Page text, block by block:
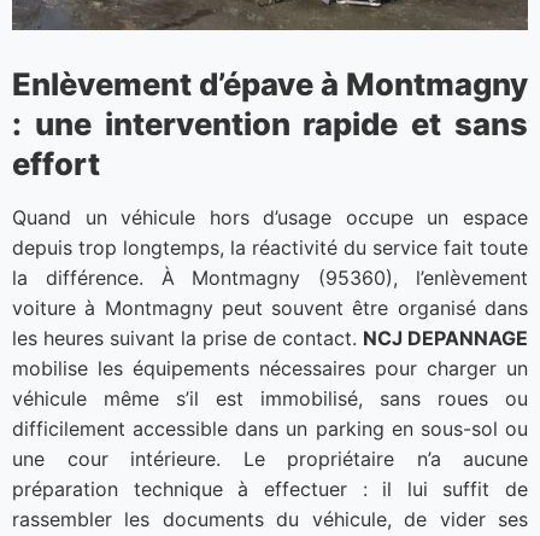
Enlèvement d’épave à Montmagny
: une intervention rapide et sans
effort
Quand un véhicule hors d’usage occupe un espace
depuis trop longtemps, la réactivité du service fait toute
la différence. À Montmagny (95360), l’enlèvement
voiture à Montmagny peut souvent être organisé dans
les heures suivant la prise de contact. NCJ DEPANNAGE
mobilise les équipements nécessaires pour charger un
véhicule même s’il est immobilisé, sans roues ou
difficilement accessible dans un parking en sous-sol ou
une cour intérieure. Le propriétaire n’a aucune
préparation technique à effectuer : il lui suffit de
rassembler les documents du véhicule, de vider ses